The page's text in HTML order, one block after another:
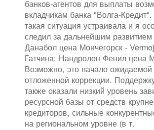
банков-агентов для выплаты
вкладчикам банка "Волга-
такая ситуация устраивала и я
следил за дальнейшим
Данабол цена Мончегорск -
Гатчина: Нандролон Фенил цена
Возможно, это начало ожидаемой
отложенной коррекции.
также оказали низкий уровень
ресурсной базы от средств
кредиторов, сильные
на региональном уровне (в т.